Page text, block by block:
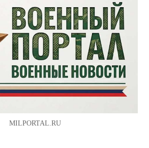
MILPORTAL.RU